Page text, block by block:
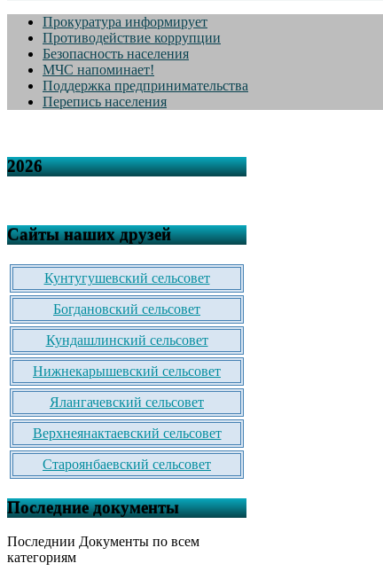
Прокуратура информирует
Противодействие коррупции
Безопасность населения
МЧС напоминает!
Поддержка предпринимательства
Перепись населения
2026
Сайты наших друзей
Кунтугушевский сельсовет
Богдановский сельсовет
Кундашлинский сельсовет
Нижнекарышевский сельсовет
Ялангачевский сельсовет
Верхнеянактаевский сельсовет
Староянбаевский сельсовет
Последние документы
Последнии Документы по всем
категориям